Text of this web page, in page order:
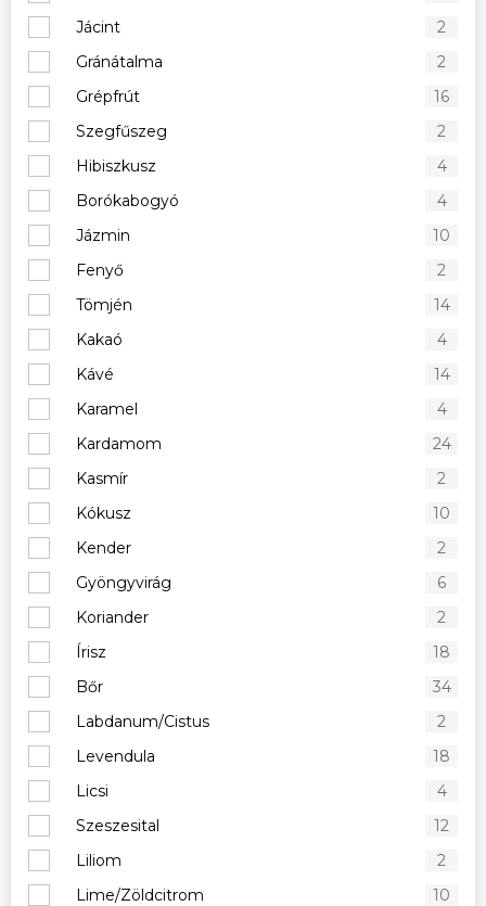
Jácint
2
Gránátalma
2
Grépfrút
16
Szegfűszeg
2
Hibiszkusz
4
Borókabogyó
4
Jázmin
10
Fenyő
2
Tömjén
14
Kakaó
4
Kávé
14
Karamel
4
Kardamom
24
Kasmír
2
Kókusz
10
Kender
2
Gyöngyvirág
6
Koriander
2
Írisz
18
Bőr
34
Labdanum/Cistus
2
Levendula
18
Licsi
4
Szeszesital
12
Liliom
2
Lime/Zöldcitrom
10